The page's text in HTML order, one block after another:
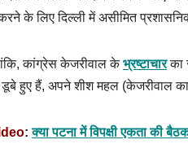
के लिए दिल्ली में असीमित
कांग्रेस केजरीवाल केभ्रष्टाचारका
हुए हैं, अपने शीश महल (केजरीवाल
:क्या पटना में विपक्षी एकता की